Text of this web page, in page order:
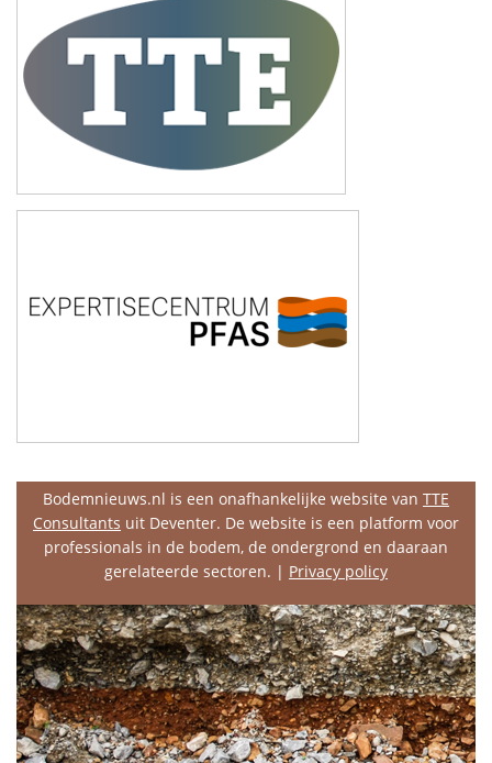
Bodemnieuws.nl is een onafhankelijke website van TTE
Consultants uit Deventer. De website is een platform voor
professionals in de bodem, de ondergrond en daaraan
gerelateerde sectoren. | Privacy policy